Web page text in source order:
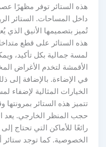
هذه الستائر توفر مظهرًا
داخل المساحات. الستائر
تُميز بتصميمها الأنيق الذي
هذه الستائر على قطع
لمسة جمالية بكل تأكيد،
الأقمشة لتخدم الأغراض
في الإضاءة. بالإضافة إلى
الخيارات المثالية لإضفاء
تتميز هذه الستائر بمرونتها
حجب المنظر الخارجي. يعد
رائعًا للأماكن التي تحتاج
الخصوصية. كما توجد ستائر